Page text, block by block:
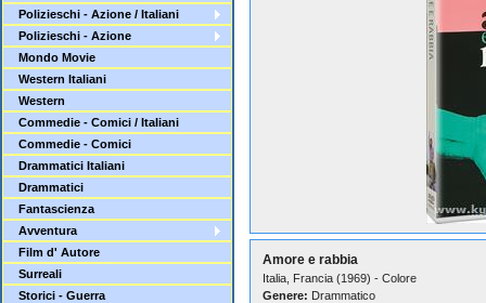
Polizieschi - Azione / Italiani
Polizieschi - Azione
Mondo Movie
Western Italiani
Western
Commedie - Comici / Italiani
Commedie - Comici
Drammatici Italiani
Drammatici
Fantascienza
Avventura
Film d' Autore
Surreali
Storici - Guerra
Amore e rabbia
Italia, Francia (1969) - Colore
Genere: Drammatico